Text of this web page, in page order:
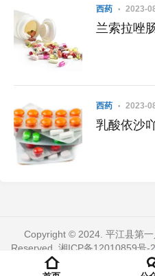
西药 2023-
兰索拉唑
西药 2023-
乳酸依沙
Copyright © 2024. 平江县第
Reserved. 湘ICP备12010859号-2
. 页面加载